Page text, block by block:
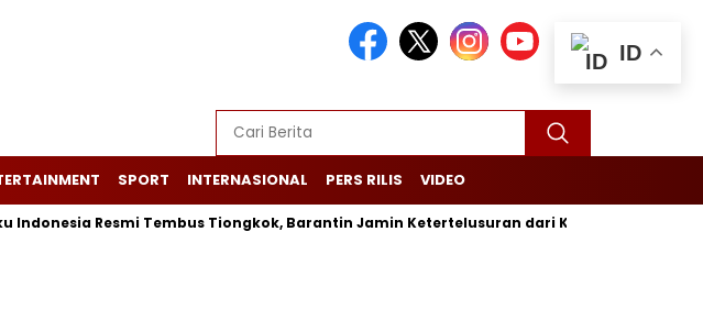
SPORT INTERNASIONAL PERS RILIS VIDEO
Resmi Tembus Tiongkok, Barantin Jamin Ketertelusuran dari Kebun Hingga
ID